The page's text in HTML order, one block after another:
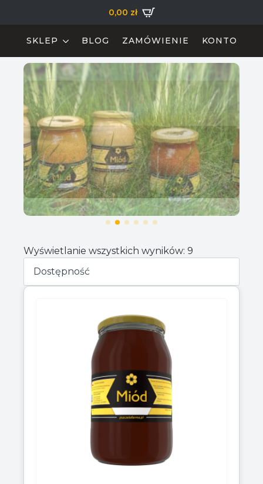
0,00 zł
SKLEP BLOG ZAMÓWIENIE KONTO
Wyświetlanie wszystkich wyników: 9